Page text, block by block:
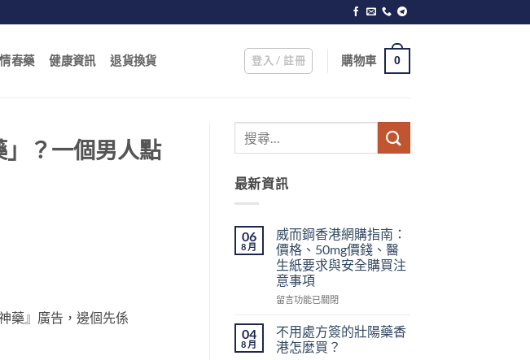
春藥 健康資訊 退貨換貨 登入 / 註冊 購物車 0
」？一個男人點
藥』廣告，邊個先係
最新資訊
06
8 月
威而鋼香港網購指南：
價格、50mg價錢、醫
生紙要求與安全購買注
意事項
在
而
鋼
香
留言功能已關閉
04
8 月
不用處方簽的壯陽藥香
港怎麼買？